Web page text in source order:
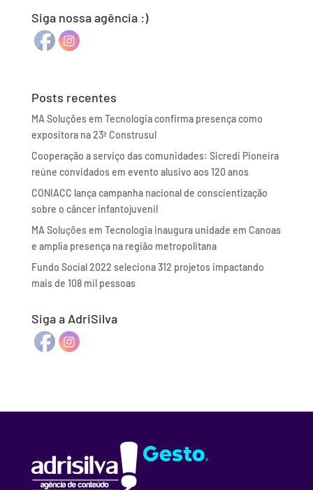
Siga nossa agência :)
Posts recentes
MA Soluções em Tecnologia confirma presença como
expositora na 23ª Construsul
Cooperação a serviço das comunidades: Sicredi Pioneira
reúne convidados em evento alusivo aos 120 anos
CONIACC lança campanha nacional de conscientização
sobre o câncer infantojuvenil
MA Soluções em Tecnologia inaugura unidade em Canoas
e amplia presença na região metropolitana
Fundo Social 2022 seleciona 312 projetos impactando
mais de 108 mil pessoas
Siga a AdriSilva